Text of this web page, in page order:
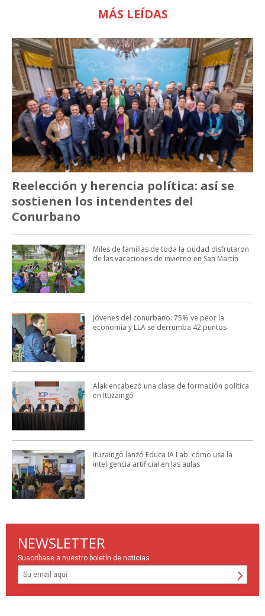
MÁS LEÍDAS
Reelección y herencia política: así se
sostienen los intendentes del
Conurbano
Miles de familias de toda la ciudad disfrutaron
de las vacaciones de invierno en San Martín
Jóvenes del conurbano: 75% ve peor la
economía y LLA se derrumba 42 puntos
Alak encabezó una clase de formación política
en Ituzaingó
Ituzaingó lanzó Educa IA Lab: cómo usa la
inteligencia artificial en las aulas
NEWSLETTER
Suscríbase a nuestro boletín de noticias